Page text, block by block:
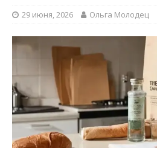
29 июня, 2026 Ольга Молодец